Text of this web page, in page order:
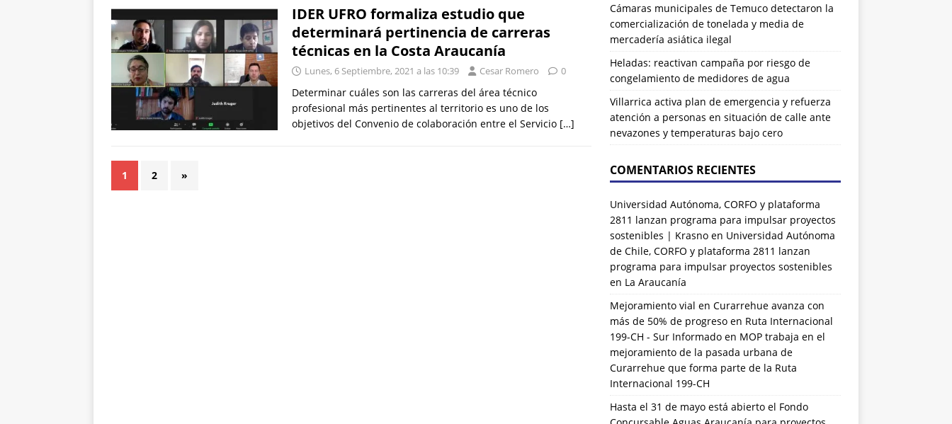
IDER UFRO formaliza estudio que
determinará pertinencia de carreras
técnicas en la Costa Araucanía
Lunes, 6 Septiembre, 2021 a las 10:39 Cesar Romero 0
Determinar cuáles son las carreras del área técnico
profesional más pertinentes al territorio es uno de los
objetivos del Convenio de colaboración entre el Servicio […]
1 2 »
Cámaras municipales de Temuco detectaron la
comercialización de tonelada y media de
mercadería asiática ilegal
Heladas: reactivan campaña por riesgo de
congelamiento de medidores de agua
Villarrica activa plan de emergencia y refuerza
atención a personas en situación de calle ante
nevazones y temperaturas bajo cero
COMENTARIOS RECIENTES
Universidad Autónoma, CORFO y plataforma
2811 lanzan programa para impulsar proyectos
sostenibles | Krasnoen Universidad Autónoma
de Chile, CORFO y plataforma 2811 lanzan
programa para impulsar proyectos sostenibles
en La Araucanía
Mejoramiento vial en Curarrehue avanza con
más de 50% de progreso en Ruta Internacional
199-CH - Sur Informadoen MOP trabaja en el
mejoramiento de la pasada urbana de
Curarrehue que forma parte de la Ruta
Internacional 199-CH
Hasta el 31 de mayo está abierto el Fondo